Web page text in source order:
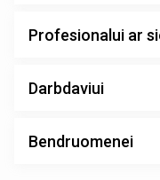
Profesionalui ar
Darbdaviui
Bendruomenei